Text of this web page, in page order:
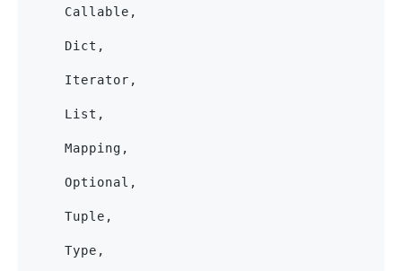
    Callable,
    Dict,
    Iterator,
    List,
    Mapping,
    Optional,
    Tuple,
    Type,